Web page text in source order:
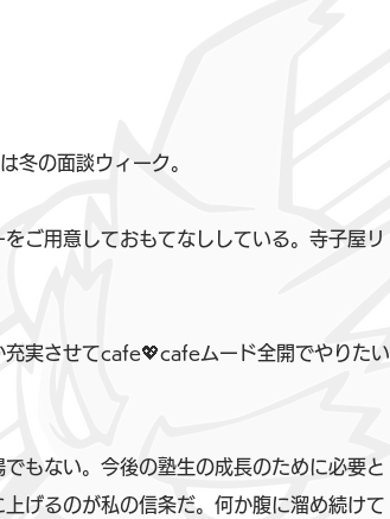
冬の面談ウィーク。
ご用意しておもてなししている。寺子屋リ
実させてcafe💖cafeムード全開でやりたい
もない。今後の塾生の成長のために必要と
げるのが私の信条だ。何か腹に溜め続けて